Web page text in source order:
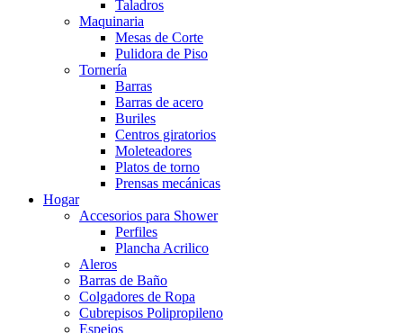
Taladros
Maquinaria
Mesas de Corte
Pulidora de Piso
Tornería
Barras
Barras de acero
Buriles
Centros giratorios
Moleteadores
Platos de torno
Prensas mecánicas
Hogar
Accesorios para Shower
Perfiles
Plancha Acrilico
Aleros
Barras de Baño
Colgadores de Ropa
Cubrepisos Polipropileno
Espejos